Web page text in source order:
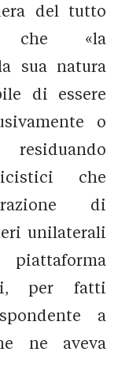
del tutto
che «la
sua natura
di essere
o
che
di
unilaterali
per fatti
a
ne aveva